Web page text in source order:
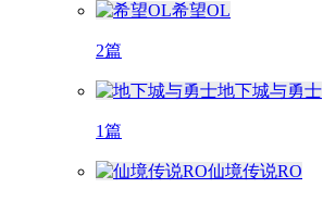
希望OL
2篇
地下城与勇士
1篇
仙境传说RO